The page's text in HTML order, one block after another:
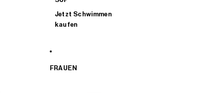
Jetzt Schwimmen
kaufen
FRAUEN